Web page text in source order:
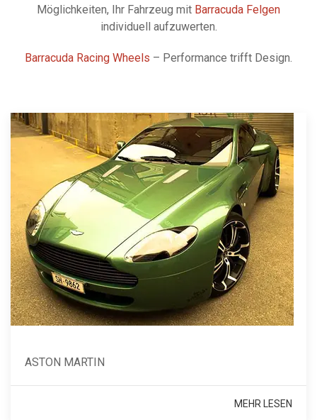
Möglichkeiten, Ihr Fahrzeug mit Barracuda Felgen
individuell aufzuwerten.
Barracuda Racing Wheels – Performance trifft Design.
ASTON MARTIN
MEHR LESEN